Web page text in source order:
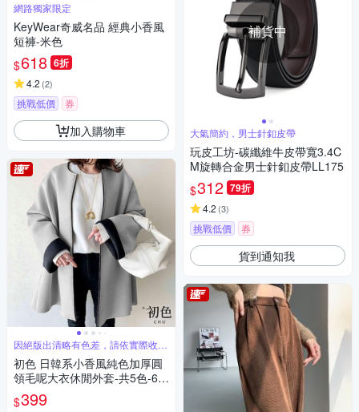
網路獨家限定
KeyWear奇威名品 經典小香風
短褲-米色
$618 6折
4.2 (2)
挑戰低價 券
加入購物車
因絕版出清略有色差，請依實際收到
商品為主
初色 日韓系小香風純色加厚圓
領毛呢大衣休閒外套-共5色-64
171(F可選)
$399
補貨中
大氣簡約，男士針釦皮帶
玩皮工坊-碳纖維牛皮帶寬3.4C
M旋轉合金男士針釦皮帶LL175
$312 79折
4.2 (3)
挑戰低價 券
貨到通知我